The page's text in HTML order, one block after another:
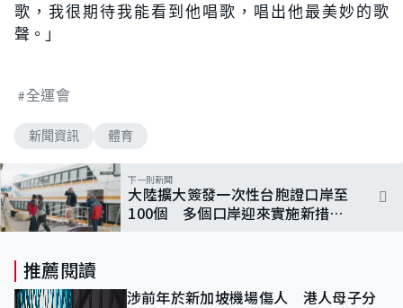
歌，我很期待我能看到他唱歌，唱出他最美妙的歌
聲。」
全運會
新聞資訊 體育
下一則新聞
大陸擴大簽發一次性台胞證口岸至
100個 多個口岸迎來實施新措施
推薦閱讀
涉前年於新加坡機場傷人 港人母子分